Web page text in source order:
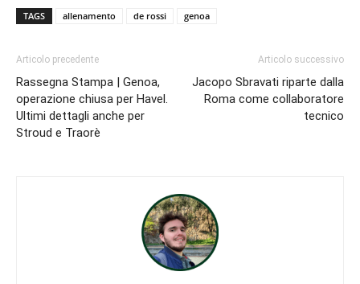
TAGS allenamento de rossi genoa
Articolo precedente
Rassegna Stampa | Genoa,
operazione chiusa per Havel.
Ultimi dettagli anche per
Stroud e Traorè
Articolo successivo
Jacopo Sbravati riparte dalla
Roma come collaboratore
tecnico